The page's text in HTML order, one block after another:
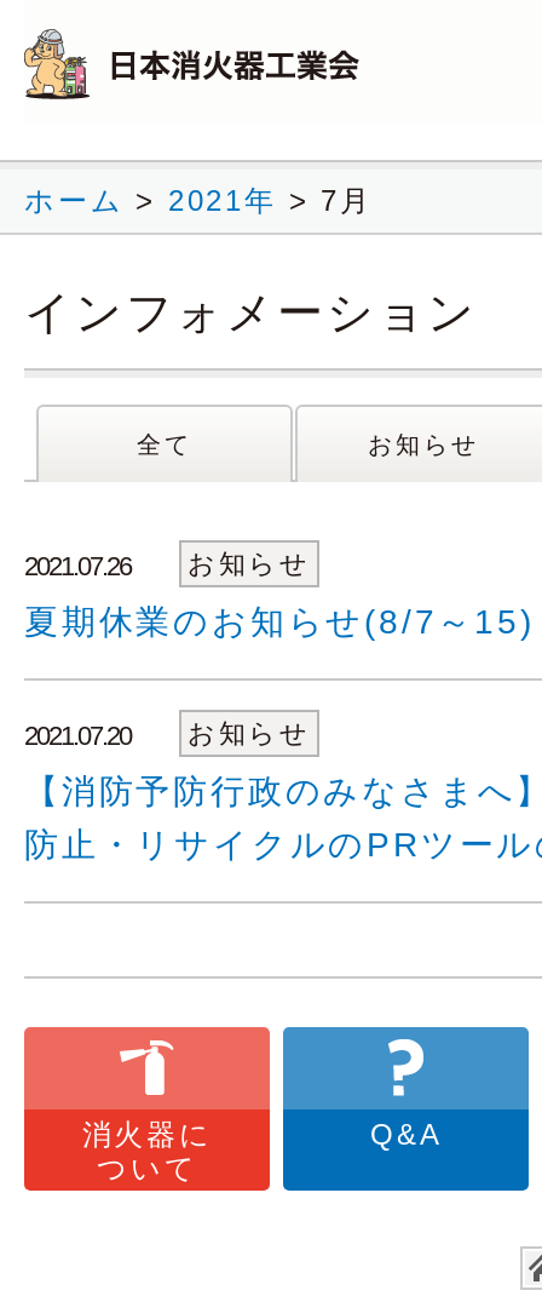
ホーム > 2021年 > 7月
インフォメーション
全て お知らせ
2021.07.26 お知らせ
夏期休業のお知らせ(8/7～15)
2021.07.20 お知らせ
【消防予防行政のみなさまへ
防止・リサイクルのPRツー
消火器に
ついて
Q&A